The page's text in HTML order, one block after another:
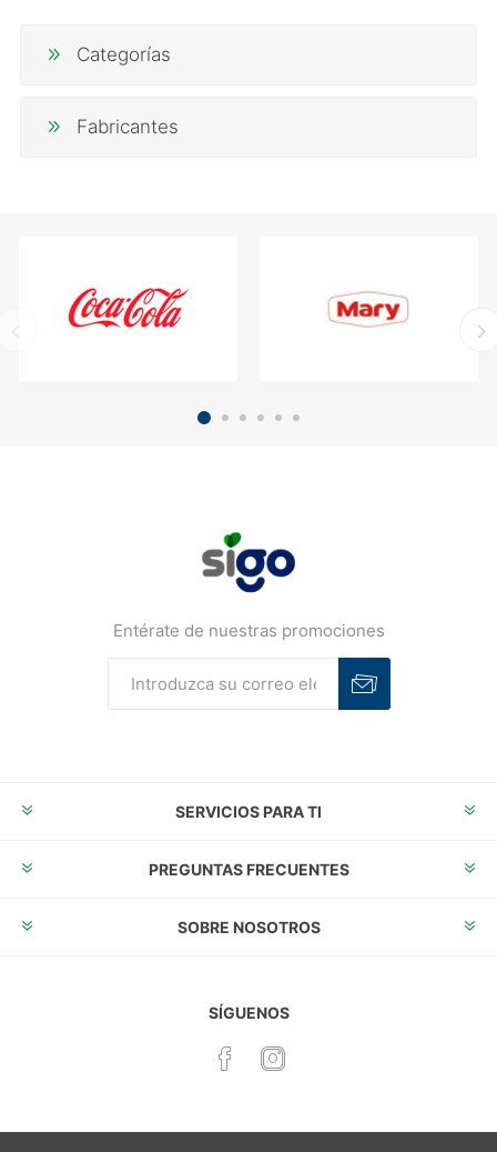
Categorías
Fabricantes
Entérate de nuestras promociones
SERVICIOS PARA TI
PREGUNTAS FRECUENTES
SOBRE NOSOTROS
SÍGUENOS